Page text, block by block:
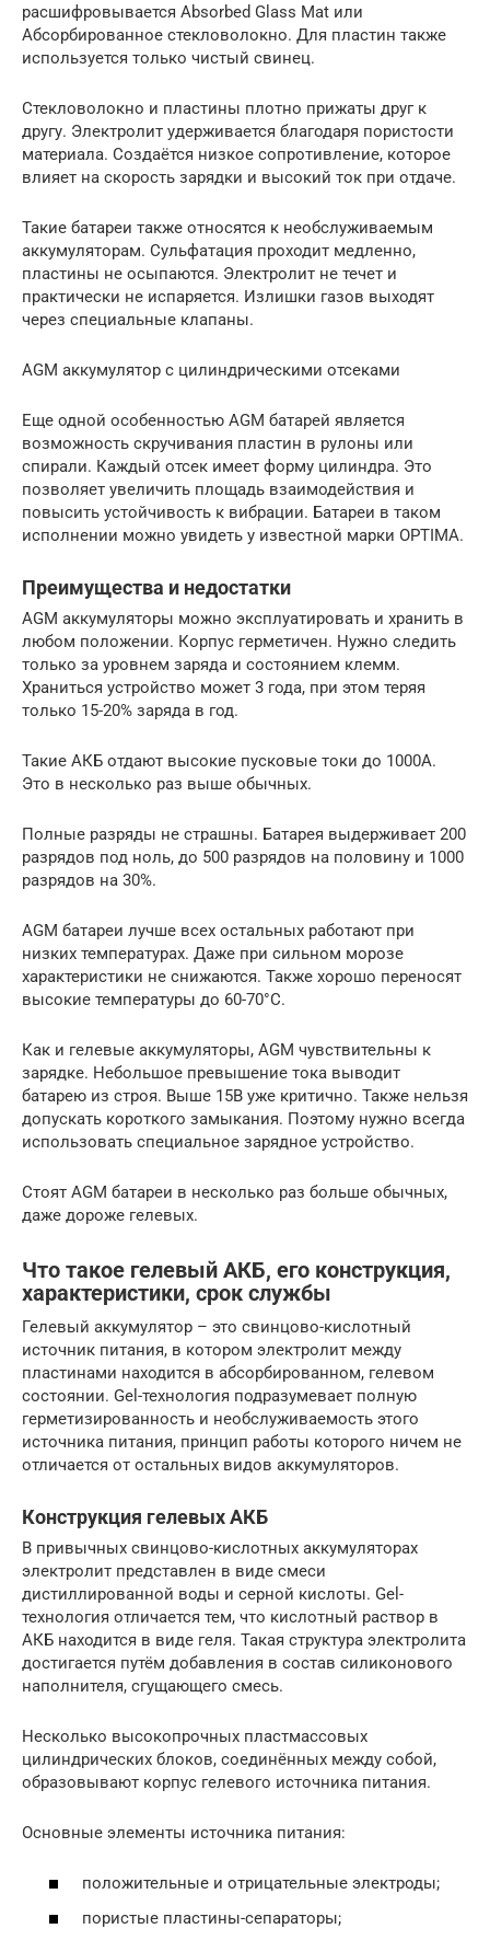
расшифровывается Absorbed Glass Mat или
Абсорбированное стекловолокно. Для пластин также
используется только чистый свинец.
Стекловолокно и пластины плотно прижаты друг к
другу. Электролит удерживается благодаря пористости
материала. Создаётся низкое сопротивление, которое
влияет на скорость зарядки и высокий ток при отдаче.
Такие батареи также относятся к необслуживаемым
аккумуляторам. Сульфатация проходит медленно,
пластины не осыпаются. Электролит не течет и
практически не испаряется. Излишки газов выходят
через специальные клапаны.
AGM аккумулятор с цилиндрическими отсеками
Еще одной особенностью AGM батарей является
возможность скручивания пластин в рулоны или
спирали. Каждый отсек имеет форму цилиндра. Это
позволяет увеличить площадь взаимодействия и
повысить устойчивость к вибрации. Батареи в таком
исполнении можно увидеть у известной марки OPTIMA.
Преимущества и недостатки
AGM аккумуляторы можно эксплуатировать и хранить в
любом положении. Корпус герметичен. Нужно следить
только за уровнем заряда и состоянием клемм.
Храниться устройство может 3 года, при этом теряя
только 15-20% заряда в год.
Такие АКБ отдают высокие пусковые токи до 1000А.
Это в несколько раз выше обычных.
Полные разряды не страшны. Батарея выдерживает 200
разрядов под ноль, до 500 разрядов на половину и 1000
разрядов на 30%.
AGM батареи лучше всех остальных работают при
низких температурах. Даже при сильном морозе
характеристики не снижаются. Также хорошо переносят
высокие температуры до 60-70°C.
Как и гелевые аккумуляторы, AGM чувствительны к
зарядке. Небольшое превышение тока выводит
батарею из строя. Выше 15В уже критично. Также нельзя
допускать короткого замыкания. Поэтому нужно всегда
использовать специальное зарядное устройство.
Стоят AGM батареи в несколько раз больше обычных,
даже дороже гелевых.
Что такое гелевый АКБ, его конструкция,
характеристики, срок службы
Гелевый аккумулятор – это свинцово-кислотный
источник питания, в котором электролит между
пластинами находится в абсорбированном, гелевом
состоянии. Gel-технология подразумевает полную
герметизированность и необслуживаемость этого
источника питания, принцип работы которого ничем не
отличается от остальных видов аккумуляторов.
Конструкция гелевых АКБ
В привычных свинцово-кислотных аккумуляторах
электролит представлен в виде смеси
дистиллированной воды и серной кислоты. Gel-
технология отличается тем, что кислотный раствор в
АКБ находится в виде геля. Такая структура электролита
достигается путём добавления в состав силиконового
наполнителя, сгущающего смесь.
Несколько высокопрочных пластмассовых
цилиндрических блоков, соединённых между собой,
образовывают корпус гелевого источника питания.
Основные элементы источника питания:
положительные и отрицательные электроды;
пористые пластины-сепараторы;